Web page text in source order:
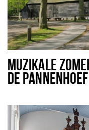
MUZIKALE
DE PANNENHOEF